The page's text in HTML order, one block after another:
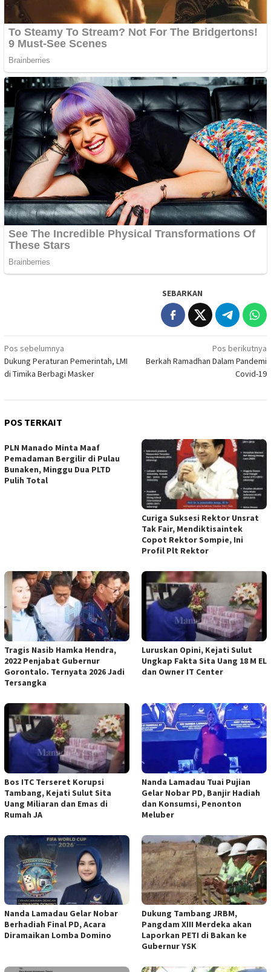
SEBARKAN
Navigasi
pos
Pos sebelumnya
Dukung Peraturan Pemerintah, LMI
di Timika Berbagi Masker
Pos berikutnya
Berkah Ramadhan Dalam Pandemi
Covid-19
POS TERKAIT
PLN Manado Minta Maaf
Pemadaman Bergilir di Pulau
Bunaken, Minggu Dua PLTD
Pulih Total
Curiga Suksesi Rektor Unsrat
Tak Fair, Mendiktisaintek
Copot Rektor Sompie, Ini
Profil Plt Rektor
Tragis Nasib Hamka Hendra,
2022 Penjabat Gubernur
Gorontalo. Ternyata 2026 Jadi
Tersangka
Luruskan Opini, Kejati Sulut
Ungkap Fakta Sita Uang 18 M EL
dan Owner IT Center
Bos ITC Terseret Korupsi
Tambang, Kejati Sulut Sita
Uang Miliaran dan Emas di
Rumah JA
Nanda Lamadau Tuai Pujian
Gelar Nobar PD, Banjir Hadiah
dan Konsumsi, Penonton
Meluber
Nanda Lamadau Gelar Nobar
Berhadiah Final PD, Acara
Diramaikan Lomba Domino
Dukung Tambang JRBM,
Pangdam XIII Merdeka akan
Laporkan PETI di Bakan ke
Gubernur YSK